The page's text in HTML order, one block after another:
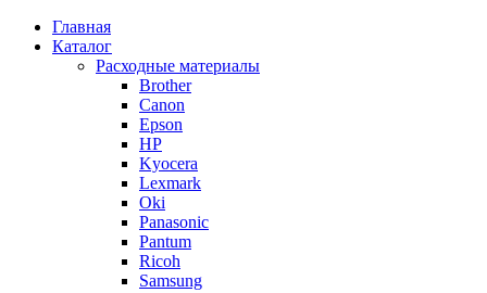
Главная
Каталог
Расходные материалы
Brother
Canon
Epson
HP
Kyocera
Lexmark
Oki
Panasonic
Pantum
Ricoh
Samsung